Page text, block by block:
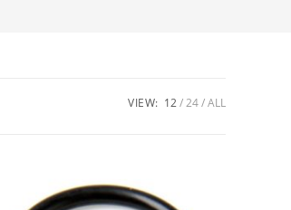
VIEW: 12 24 ALL